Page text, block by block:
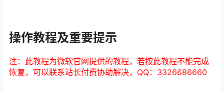
操作教程及重要提示
注：此教程为微软官网提供的教程，若按此教程不能完成
恢复，可以联系站长付费协助解决，QQ：3326686660